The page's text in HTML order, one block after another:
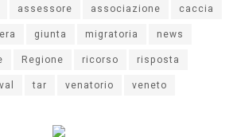
assessore associazione
caccia
giunta migratoria
news
Regione ricorso
risposta
tar venatorio veneto